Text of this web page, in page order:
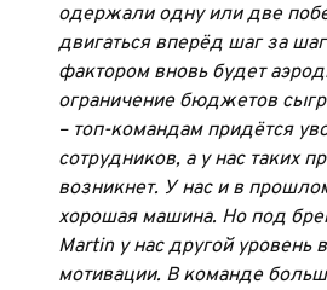
одержали одну или две
двигаться вперёд шаг за
фактором вновь будет
ограничение бюджетов
– топ-командам придётся
сотрудников, а у нас таких
возникнет. У нас и в
хорошая машина. Но под
Martin у нас другой уровень
мотивации. В команде